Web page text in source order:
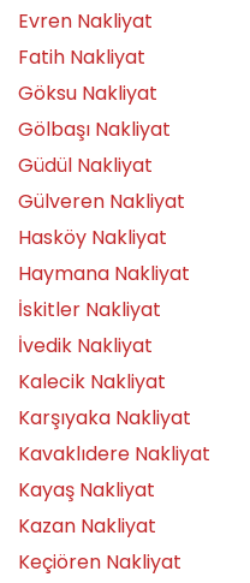
Evren Nakliyat
Fatih Nakliyat
Göksu Nakliyat
Gölbaşı Nakliyat
Güdül Nakliyat
Gülveren Nakliyat
Hasköy Nakliyat
Haymana Nakliyat
İskitler Nakliyat
İvedik Nakliyat
Kalecik Nakliyat
Karşıyaka Nakliyat
Kavaklıdere Nakliyat
Kayaş Nakliyat
Kazan Nakliyat
Keçiören Nakliyat